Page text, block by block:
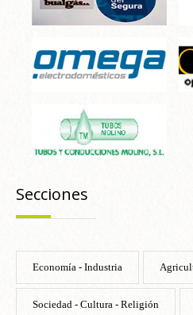
Secciones
Economía - Industria
Sociedad - Cultura - Religión